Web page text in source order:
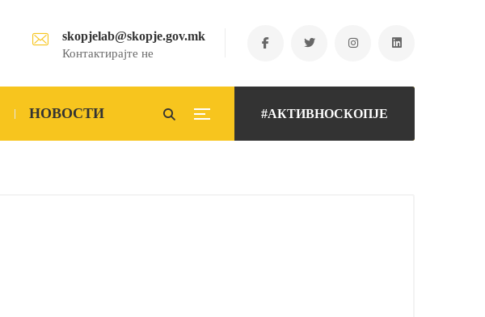
skopjelab@skopje.gov.mk
Контактирајте не
#АКТИВНОСКОПЈЕ
НОВОСТИ